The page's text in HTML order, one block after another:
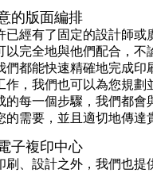
的版面編排
已經有了固定的設計師或
以完全地與他們配合，不
們都能快速精確地完成印
作，我們也可以為您規劃
的每一個步驟，我們都
的需要，並且適切地傳達
子複印中心
刷、設計之外，我們也